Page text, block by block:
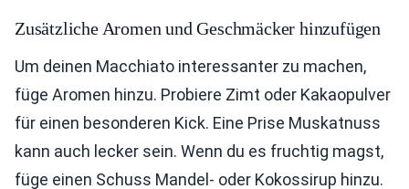
Zusätzliche Aromen und Geschmäcker hinzufügen
Um deinen Macchiato interessanter zu machen,
füge Aromen hinzu. Probiere Zimt oder Kakaopulver
für einen besonderen Kick. Eine Prise Muskatnuss
kann auch lecker sein. Wenn du es fruchtig magst,
füge einen Schuss Mandel- oder Kokossirup hinzu.